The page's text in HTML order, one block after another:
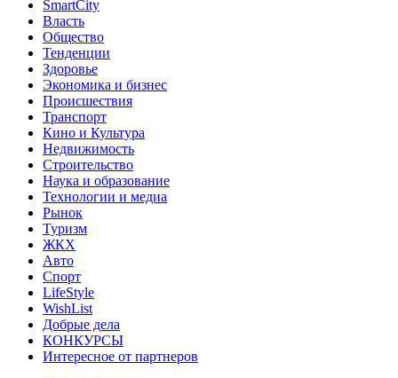
SmartCity
Власть
Общество
Тенденции
Здоровье
Экономика и бизнес
Происшествия
Транспорт
Кино и Культура
Недвижимость
Строительство
Наука и образование
Технологии и медиа
Рынок
Туризм
ЖКХ
Авто
Спорт
LifeStyle
WishList
Добрые дела
КОНКУРСЫ
Интересное от партнеров